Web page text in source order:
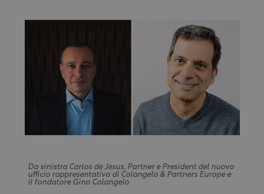
Da sinistra Carlos de Jesus, Partner e President del nuovo
ufficio rappresentativo di Colangelo & Partners Europe e
il fondatore Gino Colangelo